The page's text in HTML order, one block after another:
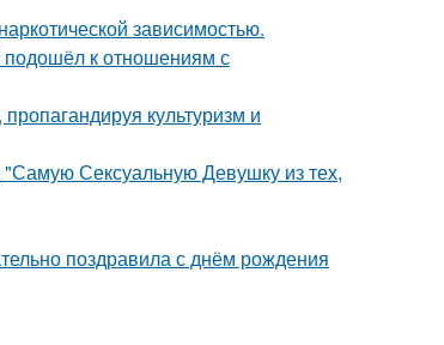
зависимостью.
подошёл к отношениям с
культуризм и
"Самую Сексуальную Девушку из тех,
поздравила с днём рождения